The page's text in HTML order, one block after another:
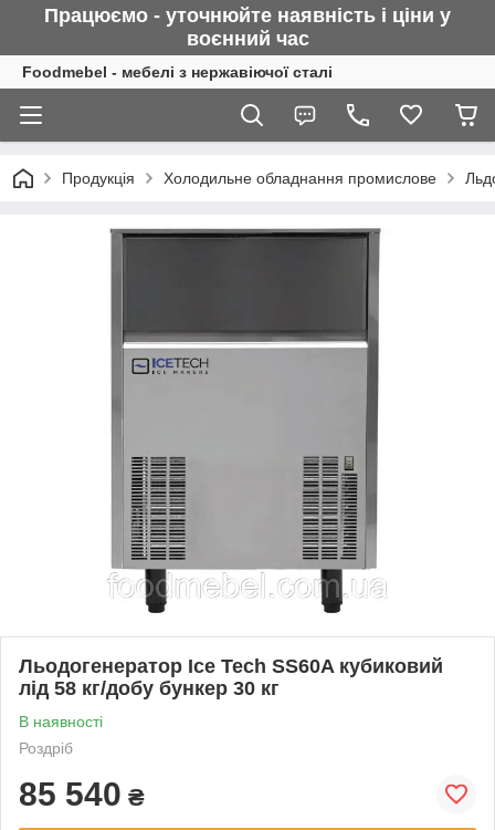
Працюємо - уточнюйте наявність і ціни у
воєнний час
Foodmebel - мебелі з нержавіючої сталі
Продукція Холодильне обладнання промислове
Льодогенератор Ice Tech SS60A кубиковий
лід 58 кг/добу бункер 30 кг
В наявності
Роздріб
85 540 ₴